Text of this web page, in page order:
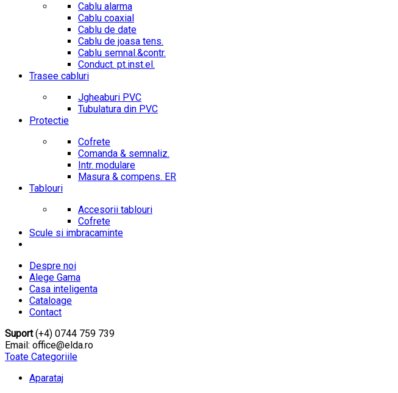
Cablu alarma
Cablu coaxial
Cablu de date
Cablu de joasa tens.
Cablu semnal.&contr.
Conduct. pt.inst.el.
Trasee cabluri
Jgheaburi PVC
Tubulatura din PVC
Protectie
Cofrete
Comanda & semnaliz.
Intr. modulare
Masura & compens. ER
Tablouri
Accesorii tablouri
Cofrete
Scule si imbracaminte
Despre noi
Alege Gama
Casa inteligenta
Cataloage
Contact
Suport(+4) 0744 759 739
Email: office@elda.ro
Toate Categoriile
Aparataj